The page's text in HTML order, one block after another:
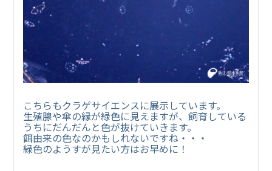
こちらもクラゲサイエンスに展示しています。
生殖腺や傘の縁が緑色に見えますが、飼育している
うちにだんだんと色が抜けていきます。
餌由来の色なのかもしれないですね・・・
緑色のようすが見たい方はお早めに！